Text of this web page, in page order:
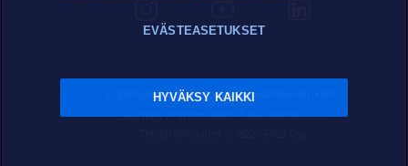
Sopimusehdot Tietosuoja Evästeasetukset
Sääntelyviranomaiset Saavutettavuus
EVÄSTEASETUKSET
HYVÄKSY KAIKKI